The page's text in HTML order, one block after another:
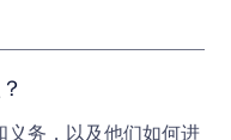
义务，以及他们如何进